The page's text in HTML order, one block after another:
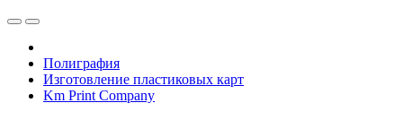
Полиграфия
Изготовление пластиковых карт
Km Print Company